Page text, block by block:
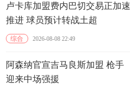
卢卡库加盟费内巴切交易正加速
推进 球员预计转战土超
综合 2026-08-08 22:49
阿森纳官宣吉马良斯加盟 枪手
迎来中场强援